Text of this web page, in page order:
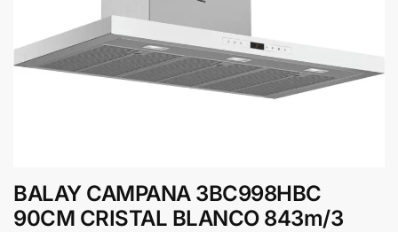
BALAY CAMPANA 3BC998HBC
90CM CRISTAL BLANCO 843m/3